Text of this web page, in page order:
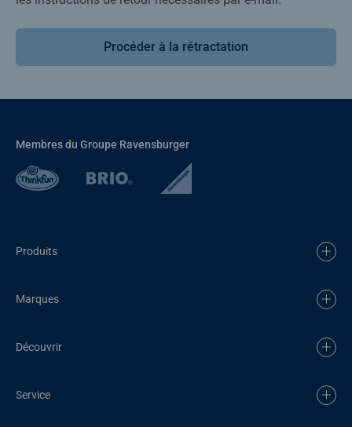
Procéder à la rétractation
Membres du Groupe Ravensburger
Produits
Marques
Découvrir
Service